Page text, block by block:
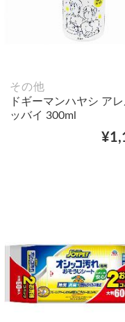
その他
ドギーマンハヤシ ア
ッバイ 300ml